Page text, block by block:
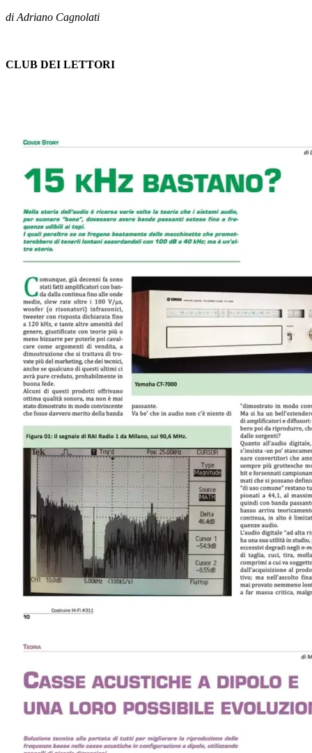
di Adriano Cagnolati
CLUB DEI LETTORI